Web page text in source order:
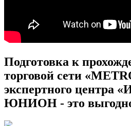
Подготовка к
торговой сети
экспертного центра
ЮНИОН - это